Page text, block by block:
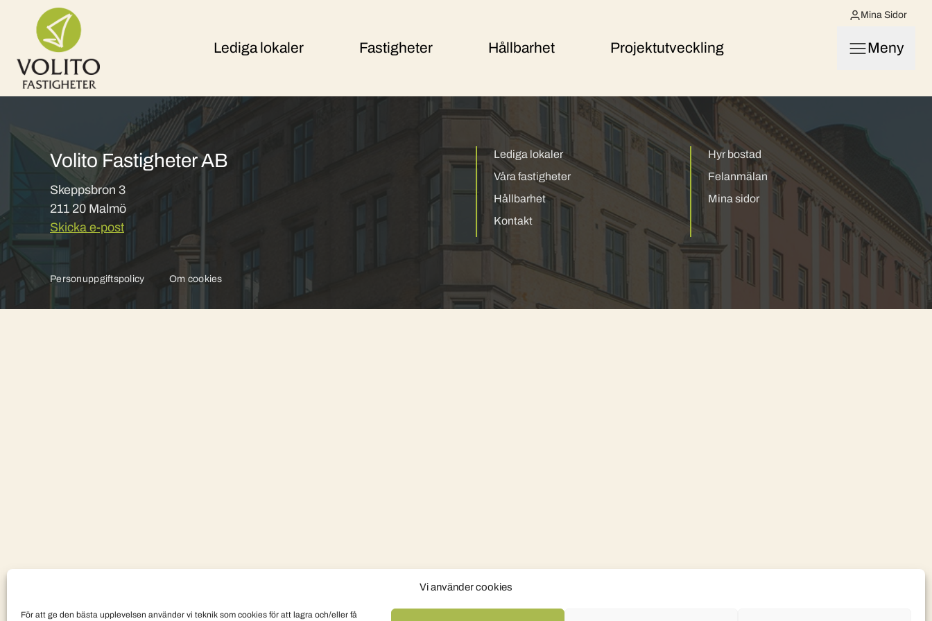
Vi använder cookies
För att ge den bästa upplevelsen använder vi teknik som cookies för att lagra och/eller få
Skip to content
Lediga lokaler Fastigheter Hållbarhet Projektutveckling
Mina Sidor
Meny
Volito Fastigheter AB
Skeppsbron 3
211 20 Malmö
Skicka e-post
Lediga lokaler
Våra fastigheter
Hållbarhet
Kontakt
Hyr bostad
Felanmälan
Mina sidor
Personuppgiftspolicy Om cookies